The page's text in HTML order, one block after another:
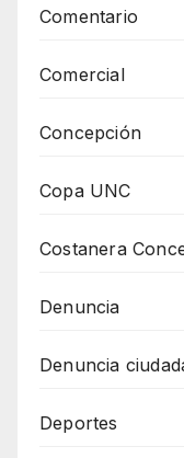
Comentario
Comercial
Concepción
Copa UNC
Costanera
Denuncia
Denuncia
Deportes